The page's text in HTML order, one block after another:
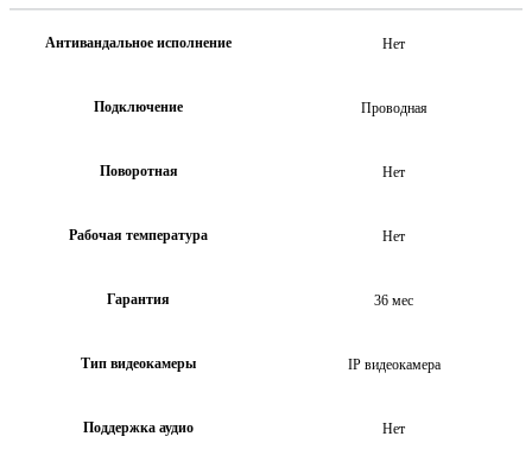
Антивандальное исполнение Нет
Подключение Проводная
Поворотная Нет
Рабочая температура Нет
Гарантия 36 мес
Тип видеокамеры IP видеокамера
Поддержка аудио Нет